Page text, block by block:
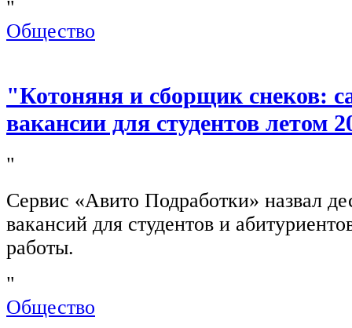
"
Общество
"Котоняня и сборщик снеков:
вакансии для студентов летом
"
Сервис «Авито Подработки» назвал
вакансий для студентов и
работы.
"
Общество